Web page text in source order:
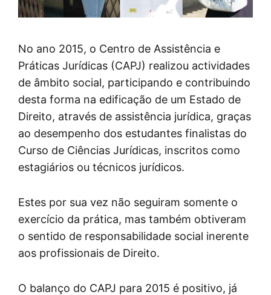
No ano 2015, o Centro de Assistência e
Práticas Jurídicas (CAPJ) realizou actividades
de âmbito social, participando e contribuindo
desta forma na edificação de um Estado de
Direito, através de assistência jurídica, graças
ao desempenho dos estudantes finalistas do
Curso de Ciências Jurídicas, inscritos como
estagiários ou técnicos jurídicos.
Estes por sua vez não seguiram somente o
exercício da prática, mas também obtiveram
o sentido de responsabilidade social inerente
aos profissionais de Direito.
O balanço do CAPJ para 2015 é positivo, já